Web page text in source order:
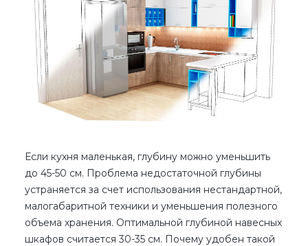
Если кухня маленькая, глубину можно уменьшить
до 45-50 см. Проблема недостаточной глубины
устраняется за счет использования нестандартной,
малогабаритной техники и уменьшения полезного
объема хранения. Оптимальной глубиной навесных
шкафов считается 30-35 см. Почему удобен такой